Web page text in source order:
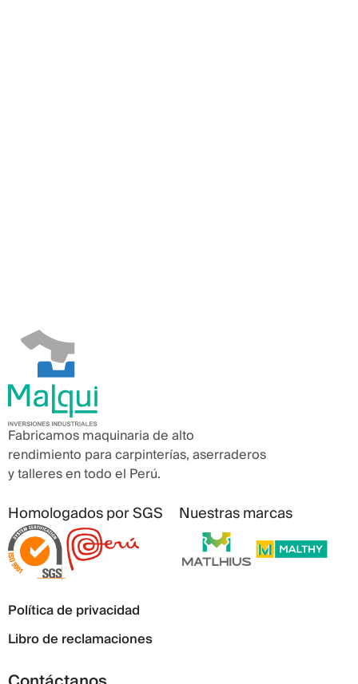
Fabricamos maquinaria de alto
rendimiento para carpinterías, aserraderos
y talleres en todo el Perú.
Homologados por SGS Nuestras marcas
Política de privacidad
Libro de reclamaciones